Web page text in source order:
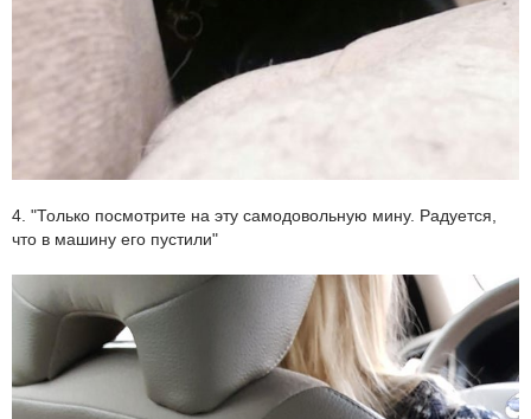
4. "Только посмотрите на эту самодовольную мину. Радуется,
что в машину его пустили"